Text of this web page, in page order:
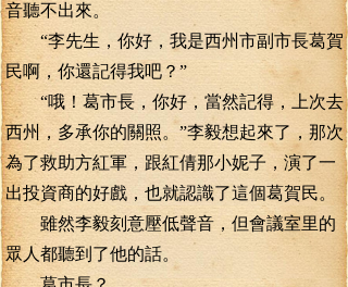
音聽不出來。
“李先生，你好，我是西州市副市長葛賀
民啊，你還記得我吧？”
“哦！葛市長，你好，當然記得，上次去
西州，多承你的關照。”李毅想起來了，那次
為了救助方紅軍，跟紅倩那小妮子，演了一
出投資商的好戲，也就認識了這個葛賀民。
雖然李毅刻意壓低聲音，但會議室里的
眾人都聽到了他的話。